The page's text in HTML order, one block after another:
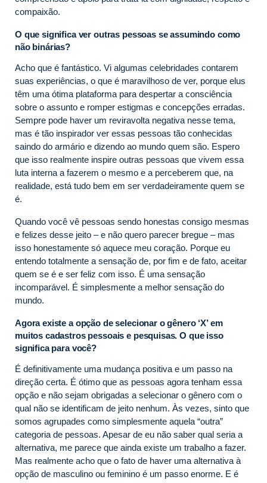
compaixão.
O que significa ver outras pessoas se assumindo como
não binárias?
Acho que é fantástico. Vi algumas celebridades contarem
suas experiências, o que é maravilhoso de ver, porque elus
têm uma ótima plataforma para despertar a consciência
sobre o assunto e romper estigmas e concepções erradas.
Sempre pode haver um reviravolta negativa nesse tema,
mas é tão inspirador ver essas pessoas tão conhecidas
saindo do armário e dizendo ao mundo quem são. Espero
que isso realmente inspire outras pessoas que vivem essa
luta interna a fazerem o mesmo e a perceberem que, na
realidade, está tudo bem em ser verdadeiramente quem se
é.
Quando você vê pessoas sendo honestas consigo mesmas
e felizes desse jeito – e não quero parecer bregue – mas
isso honestamente só aquece meu coração. Porque eu
entendo totalmente a sensação de, por fim e de fato, aceitar
quem se é e ser feliz com isso. É uma sensação
incomparável. É simplesmente a melhor sensação do
mundo.
Agora existe a opção de selecionar o gênero ‘X’ em
muitos cadastros pessoais e pesquisas. O que isso
significa para você?
É definitivamente uma mudança positiva e um passo na
direção certa. É ótimo que as pessoas agora tenham essa
opção e não sejam obrigadas a selecionar o gênero com o
qual não se identificam de jeito nenhum. Às vezes, sinto que
somos agrupades como simplesmente aquela “outra”
categoria de pessoas. Apesar de eu não saber qual seria a
alternativa, me parece que ainda existe um trabalho a fazer.
Mas realmente acho que o fato de haver uma alternativa à
opção de masculino ou feminino é um passo enorme. E é